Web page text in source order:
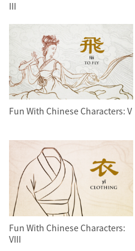
III
Fun With Chinese Characters: V
Fun With Chinese Characters:
VIII